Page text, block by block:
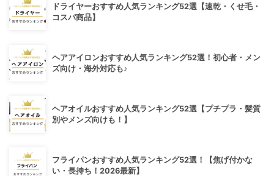
ドライヤーおすすめ人気ランキング52選【速乾・くせ毛・
コスパ商品】
ヘアアイロンおすすめ人気ランキング52選！初心者・メン
ズ向け・海外対応も♪
ヘアオイルおすすめ人気ランキング52選【プチプラ・髪質
別やメンズ向けも！】
フライパンおすすめ人気ランキング52選！【焦げ付かな
い・長持ち！2026最新】